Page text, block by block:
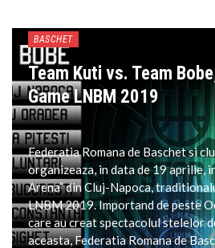
BASCHET
Team Kuti vs. Team
Game LNBM 2019
Federatia Romana de Baschet si
organizeaza, in data de 19 aprilie,
Arena” din Cluj-Napoca,
LNBM 2019. Importand de peste
care au creat spectacolul stelelor
aceasta, Federatia Romana de